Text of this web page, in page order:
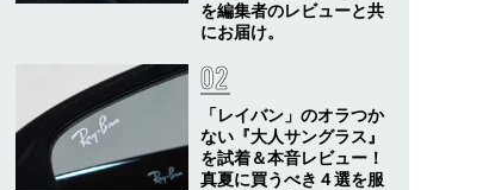
を編集者のレビューと共
にお届け。
「レイバン」のオラつか
ない『大人サングラス』
を試着＆本音レビュー！
真夏に買うべき４選を服